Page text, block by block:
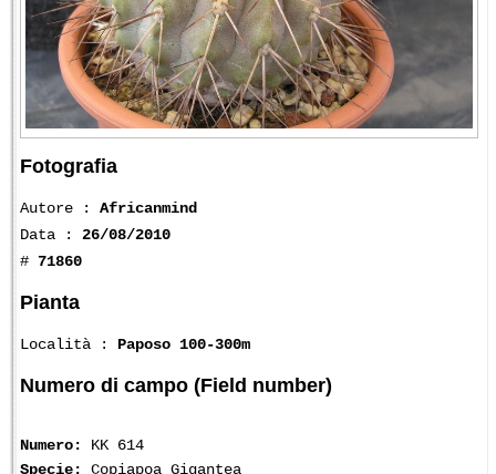
Fotografia
Autore : Africanmind
Data : 26/08/2010
# 71860
Pianta
Località : Paposo 100-300m
Numero di campo (Field number)
Numero:
KK 614
Specie:
Copiapoa Gigantea